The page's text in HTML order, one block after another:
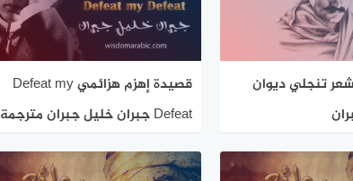
تنجلي ديوان
قصيدة إهزم هزائمي Defeat my
Defeat جبران خليل جبران مترجمة